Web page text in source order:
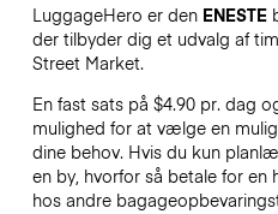
LuggageHero er den ENESTE
der tilbyder dig et udvalg af
Street Market.
En fast sats på $4.90 pr. dag
mulighed for at vælge en
dine behov. Hvis du kun
en by, hvorfor så betale for en
hos andre